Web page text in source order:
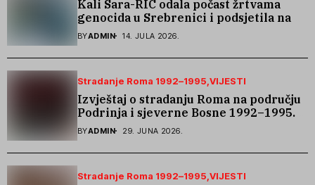
Kali Sara-RIC odala počast žrtvama
genocida u Srebrenici i podsjetila na
stradanje Roma iz Skočića
BYADMIN 14. JULA 2026.
Stradanje Roma 1992–1995 VIJESTI
Izvještaj o stradanju Roma na području
Podrinja i sjeverne Bosne 1992–1995.
godine
BYADMIN 29. JUNA 2026.
Stradanje Roma 1992–1995 VIJESTI